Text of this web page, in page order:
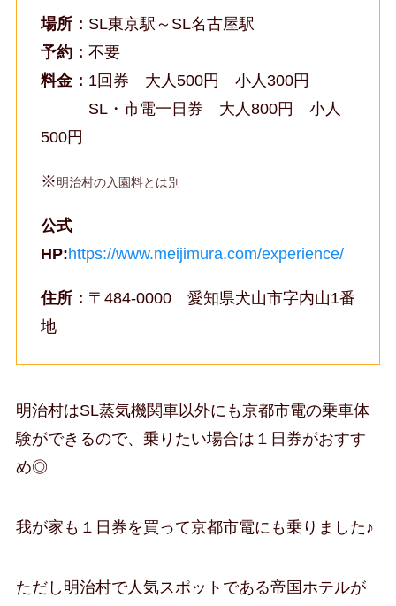
場所： SL東京駅～SL名古屋駅
予約： 不要
料金： 1回券 大人500円 小人300円
SL・市電一日券 大人800円 小人
500円
※明治村の入園料とは別
公式
HP:https://www.meijimura.com/experience/
住所： 〒484-0000 愛知県犬山市字内山1番
地
明治村はSL蒸気機関車以外にも京都市電の乗車体
験ができるので、乗りたい場合は１日券がおすす
め◎
我が家も１日券を買って京都市電にも乗りました♪
ただし明治村で人気スポットである帝国ホテルが